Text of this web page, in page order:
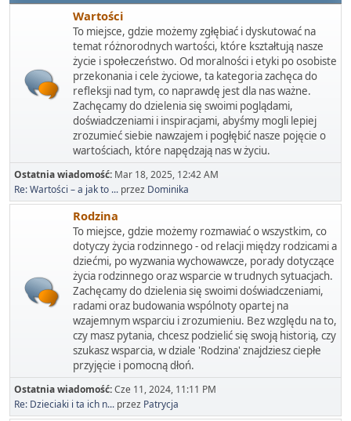
Wartości
To miejsce, gdzie możemy zgłębiać i dyskutować na
temat różnorodnych wartości, które kształtują nasze
życie i społeczeństwo. Od moralności i etyki po osobiste
przekonania i cele życiowe, ta kategoria zachęca do
refleksji nad tym, co naprawdę jest dla nas ważne.
Zachęcamy do dzielenia się swoimi poglądami,
doświadczeniami i inspiracjami, abyśmy mogli lepiej
zrozumieć siebie nawzajem i pogłębić nasze pojęcie o
wartościach, które napędzają nas w życiu.
Ostatnia wiadomość: Mar 18, 2025, 12:42 AM
Re: Wartości – a jak to ... przez Dominika
Rodzina
To miejsce, gdzie możemy rozmawiać o wszystkim, co
dotyczy życia rodzinnego - od relacji między rodzicami a
dziećmi, po wyzwania wychowawcze, porady dotyczące
życia rodzinnego oraz wsparcie w trudnych sytuacjach.
Zachęcamy do dzielenia się swoimi doświadczeniami,
radami oraz budowania wspólnoty opartej na
wzajemnym wsparciu i zrozumieniu. Bez względu na to,
czy masz pytania, chcesz podzielić się swoją historią, czy
szukasz wsparcia, w dziale 'Rodzina' znajdziesz ciepłe
przyjęcie i pomocną dłoń.
Ostatnia wiadomość:Cze 11, 2024, 11:11 PM
Re: Dzieciaki i ta ich n... przez Patrycja